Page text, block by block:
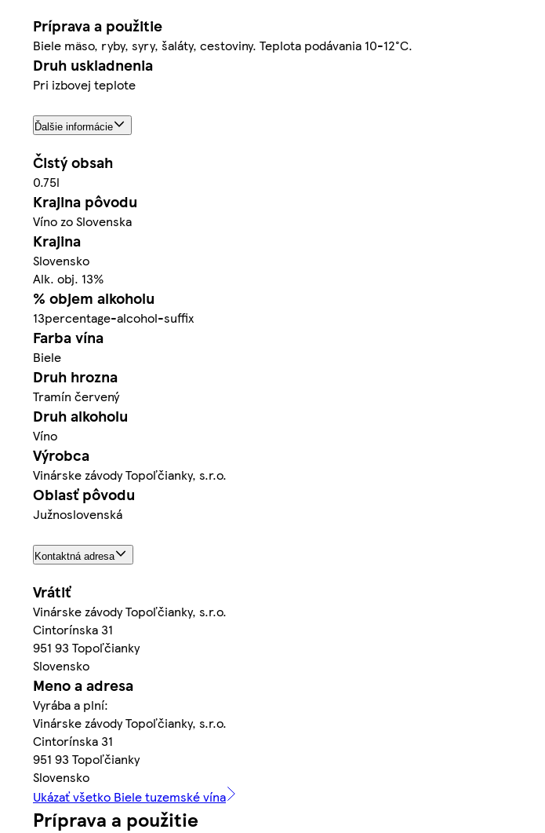
Príprava a použitie
Biele mäso, ryby, syry, šaláty, cestoviny. Teplota podávania 10-12°C.
Druh uskladnenia
Pri izbovej teplote
Ďalšie informácie
Čistý obsah
0.75l
Krajina pôvodu
Víno zo Slovenska
Krajina
Slovensko
Alk. obj. 13%
% objem alkoholu
13percentage-alcohol-suffix
Farba vína
Biele
Druh hrozna
Tramín červený
Druh alkoholu
Víno
Výrobca
Vinárske závody Topoľčianky, s.r.o.
Oblasť pôvodu
Južnoslovenská
Kontaktná adresa
Vrátiť
Vinárske závody Topoľčianky, s.r.o.
Cintorínska 31
951 93 Topoľčianky
Slovensko
Meno a adresa
Vyrába a plní:
Vinárske závody Topoľčianky, s.r.o.
Cintorínska 31
951 93 Topoľčianky
Slovensko
Ukázať všetko Biele tuzemské vína
Príprava a použitie